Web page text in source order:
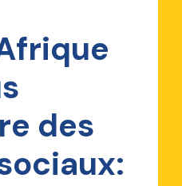
des